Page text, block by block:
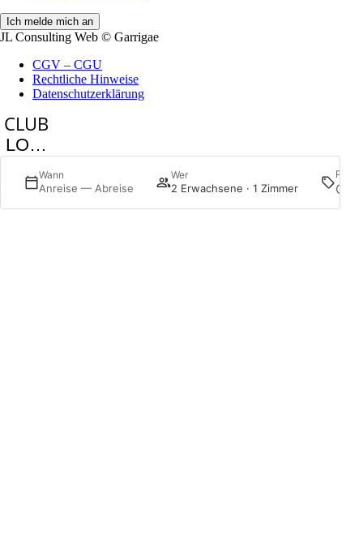
JL Consulting Web © Garrigae
CGV – CGU
Rechtliche Hinweise
Datenschutzerklärung
LOGIN
Wann
Anreise — Abreise
Wer
2 Erwachsene · 1 Zimmer